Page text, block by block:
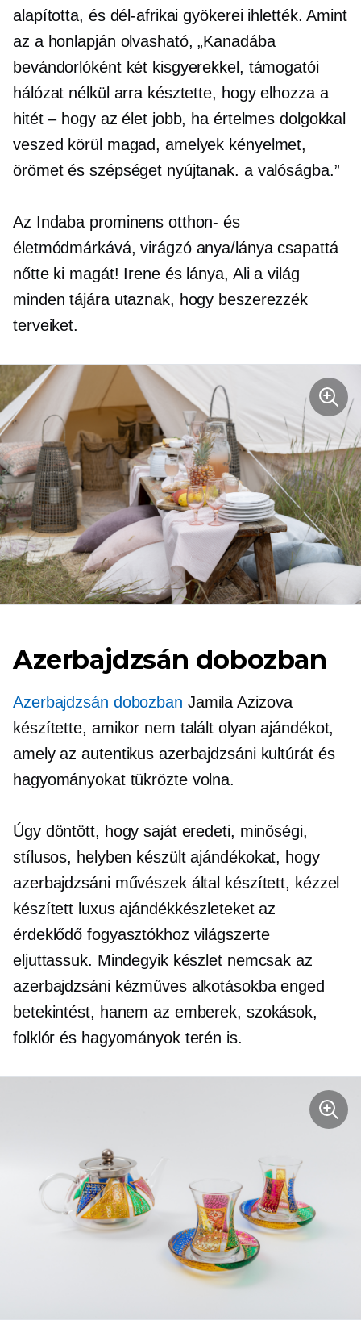
alapította, és dél-afrikai gyökerei ihlették. Amint
az a honlapján olvasható, „Kanadába
bevándorlóként két kisgyerekkel, támogatói
hálózat nélkül arra késztette, hogy elhozza a
hitét – hogy az élet jobb, ha értelmes dolgokkal
veszed körül magad, amelyek kényelmet,
örömet és szépséget nyújtanak. a valóságba.”
Az Indaba prominens otthon- és
életmódmárkává, virágzó anya/lánya csapattá
nőtte ki magát! Irene és lánya, Ali a világ
minden tájára utaznak, hogy beszerezzék
terveiket.
Azerbajdzsán dobozban
Azerbajdzsán dobozban Jamila Azizova
készítette, amikor nem talált olyan ajándékot,
amely az autentikus azerbajdzsáni kultúrát és
hagyományokat tükrözte volna.
Úgy döntött, hogy saját eredeti, minőségi,
stílusos, helyben készültajándékokat, hogy
azerbajdzsáni művészek által készített, kézzel
készített luxus ajándékkészleteket az
érdeklődő fogyasztókhoz világszerte
eljuttassuk. Mindegyik készlet nemcsak az
azerbajdzsáni kézműves alkotásokba enged
betekintést, hanem az emberek, szokások,
folklór és hagyományok terén is.